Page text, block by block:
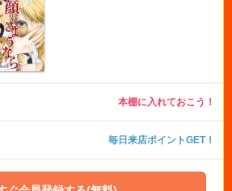
本棚に入れておこう！
毎日来店ポイントGET！